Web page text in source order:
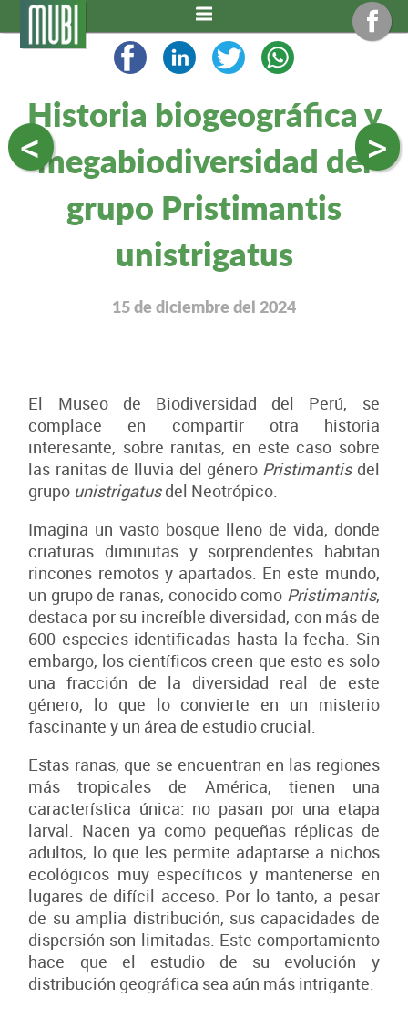
< >
Historia biogeográfica y
megabiodiversidad del
grupo Pristimantis
unistrigatus
15 de diciembre del 2024
El Museo de Biodiversidad del Perú, se
complace en compartir otra historia
interesante, sobre ranitas, en este caso sobre
las ranitas de lluvia del género Pristimantisdel
grupo unistrigatusdel Neotrópico.
Imagina un vasto bosque lleno de vida, donde
criaturas diminutas y sorprendentes habitan
rincones remotos y apartados. En este mundo,
un grupo de ranas, conocido como Pristimantis,
destaca por su increíble diversidad, con más de
600 especies identificadas hasta la fecha. Sin
embargo, los científicos creen que esto es solo
una fracción de la diversidad real de este
género, lo que lo convierte en un misterio
fascinante y un área de estudio crucial.
Estas ranas, que se encuentran en las regiones
más tropicales de América, tienen una
característica única: no pasan por una etapa
larval. Nacen ya como pequeñas réplicas de
adultos, lo que les permite adaptarse a nichos
ecológicos muy específicos y mantenerse en
lugares de difícil acceso. Por lo tanto, a pesar
de su amplia distribución, sus capacidades de
dispersión son limitadas. Este comportamiento
hace que el estudio de su evolución y
distribución geográfica sea aún más intrigante.